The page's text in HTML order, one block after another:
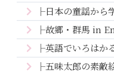
├日本の童謡から
├故郷・群馬 in
├英語でいろはか
├五味太郎の素敵